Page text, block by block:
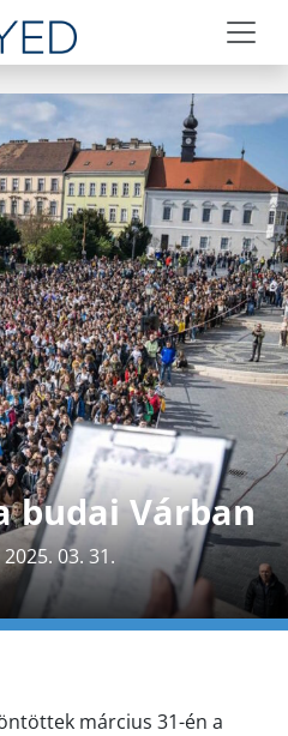
budai Várban
03. 31.
március 31-én a